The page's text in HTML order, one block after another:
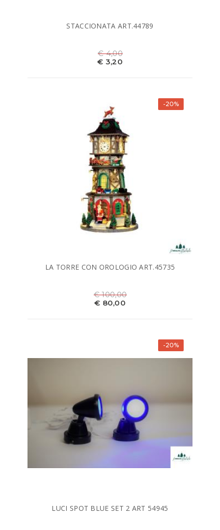
STACCIONATA ART.44789
€ 4,00
€ 3,20
-20%
LA TORRE CON OROLOGIO ART.45735
€ 100,00
€ 80,00
-20%
LUCI SPOT BLUE SET 2 ART 54945